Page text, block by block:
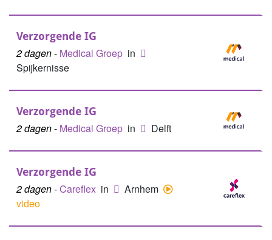
Verzorgende IG
2 dagen- Medical Groep in
Spijkernisse
Verzorgende IG
2 dagen- Medical Groep in Delft
Verzorgende IG
2 dagen-Careflex in
Arnhem
video